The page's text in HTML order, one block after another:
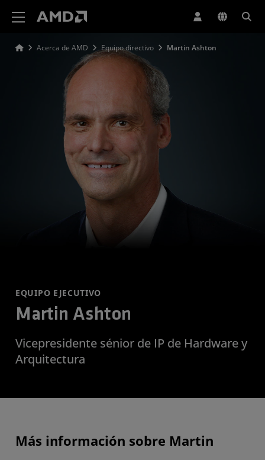
Acerca de AMD Equipo directivo Martin Ashton
EQUIPO EJECUTIVO
Martin Ashton
Vicepresidente sénior de IP de Hardware y
Arquitectura
Más información sobre Martin